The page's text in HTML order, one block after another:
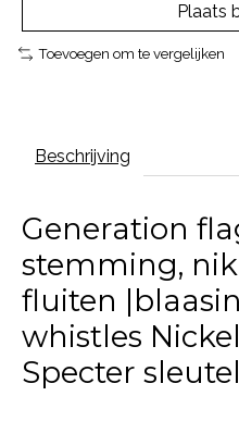
Plaats
Toevoegen om te vergelijken
Beschrijving
Generation
stemming,
fluiten
whistles
Specter